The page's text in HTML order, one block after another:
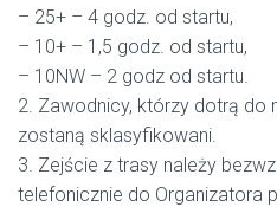
– 25+ – 4 godz. od startu,
– 10+ – 1,5 godz. od startu,
– 10NW – 2 godz od startu.
2. Zawodnicy, którzy dotrą do
zostaną sklasyfikowani.
3. Zejście z trasy należy
telefonicznie do Organizatora